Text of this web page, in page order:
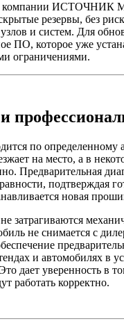
компании
резервы, без
и систем. Для
ПО, которое уже
ограничениями.
по определенному
на место, а в
Предварительная
подтверждая
новая
затрагиваются
не снимается с
и автомобилях в
дает уверенность в
работать корректно.